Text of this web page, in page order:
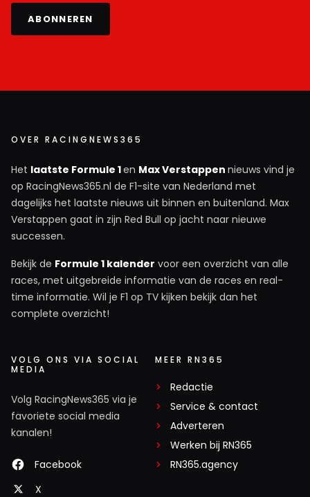
ABONNEREN
OVER RACINGNEWS365
Het laatste Formule 1en Max Verstappen nieuws vind je
op RacingNews365.nl de F1-site van Nederland met
dagelijks het laatste nieuws uit binnen en buitenland. Max
Verstappen gaat in zijn Red Bull op jacht naar nieuwe
successen.
Bekijk de Formule 1 kalender voor een overzicht van alle
races, met uitgebreide informatie van de races en real-
time informatie. Wil je F1 op TV kijken bekijk dan het
complete overzicht!
VOLG ONS VIA SOCIAL
MEDIA
Volg RacingNews365 via je
favoriete social media
kanalen!
Facebook
X
MEER RN365
Redactie
Service & contact
Adverteren
Werken bij RN365
RN365.agency